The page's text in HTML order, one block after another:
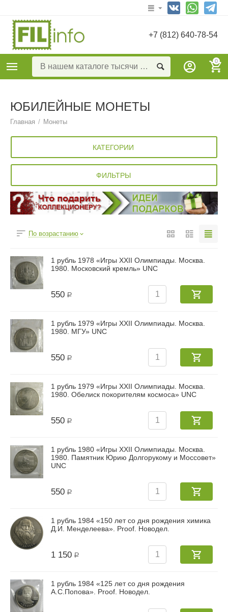
+7 (812) 640-78-54
0
ЮБИЛЕЙНЫЕ МОНЕТЫ
Главная / Монеты
КАТЕГОРИИ
ФИЛЬТРЫ
По возрастанию
1 рубль 1978 «Игры XXII Олимпиады. Москва.
1980. Московский кремль» UNC
550 Р
1 рубль 1979 «Игры XXII Олимпиады. Москва.
1980. МГУ» UNC
550 Р
1 рубль 1979 «Игры XXII Олимпиады. Москва.
1980. Обелиск покорителям космоса» UNC
550 Р
1 рубль 1980 «Игры XXII Олимпиады. Москва.
1980. Памятник Юрию Долгорукому и Моссовет»
UNC
550 Р
1 рубль 1984 «150 лет со дня рождения химика
Д.И. Менделеева». Proof. Новодел.
1 150 Р
1 рубль 1984 «125 лет со дня рождения
А.С.Попова». Proof. Новодел.